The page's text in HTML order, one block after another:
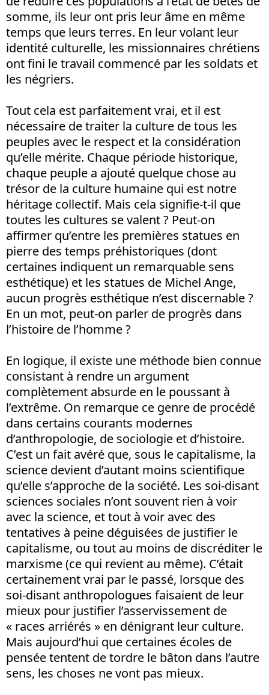
somme, ils leur ont pris leur âme en même
temps que leurs terres. En leur volant leur
identité culturelle, les missionnaires chrétiens
ont fini le travail commencé par les soldats et
les négriers.
Tout cela est parfaitement vrai, et il est
nécessaire de traiter la culture de tous les
peuples avec le respect et la considération
qu’elle mérite. Chaque période historique,
chaque peuple a ajouté quelque chose au
trésor de la culture humaine qui est notre
héritage collectif. Mais cela signifie-t-il que
toutes les cultures se valent ? Peut-on
affirmer qu’entre les premières statues en
pierre des temps préhistoriques (dont
certaines indiquent un remarquable sens
esthétique) et les statues de Michel Ange,
aucun progrès esthétique n’est discernable ?
En un mot, peut-on parler de progrès dans
l’histoire de l’homme ?
En logique, il existe une méthode bien connue
consistant à rendre un argument
complètement absurde en le poussant à
l’extrême. On remarque ce genre de procédé
dans certains courants modernes
d’anthropologie, de sociologie et d’histoire.
C’est un fait avéré que, sous le capitalisme, la
science devient d’autant moins scientifique
qu’elle s’approche de la société. Les soi-disant
sciences sociales n’ont souvent rien à voir
avec la science, et tout à voir avec des
tentatives à peine déguisées de justifier le
capitalisme, ou tout au moins de discréditer le
marxisme (ce qui revient au même). C’était
certainement vrai par le passé, lorsque des
soi-disant anthropologues faisaient de leur
mieux pour justifier l’asservissement de
« races arriérés » en dénigrant leur culture.
Mais aujourd’hui que certaines écoles de
pensée tentent de tordre le bâton dans l’autre
sens, les choses ne vont pas mieux.